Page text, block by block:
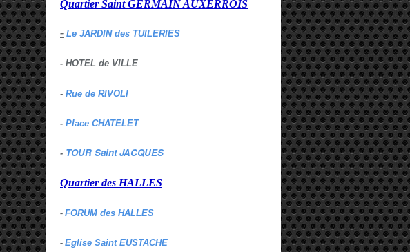
Quartier Saint GERMAIN AUXERROIS
- Le JARDIN des TUILERIES
- HOTEL de VILLE
- Rue de RIVOLI
- Place CHATELET
- TOUR Saint JACQUES
Quartier des HALLES
- FORUM des HALLES
- Eglise Saint EUSTACHE